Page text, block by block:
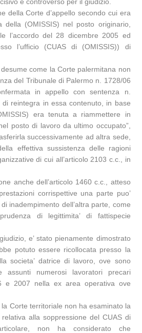
della Corte d’appello secondo cui era
della (OMISSIS) nel posto originario,
l’accordo del 28 dicembre 2005 ed
l’ufficio (CUAS di (OMISSIS)) di
come la Corte palermitana non
del Tribunale di Palermo n. 1728/06
in appello con sentenza n.
di reintegra in essa contenuto, in base
era tenuta a riammettere in
posto di lavoro da ultimo occupato”,
successivamente ad altra sede,
effettiva sussistenza delle ragioni
di cui all’articolo 2103 c.c., in
anche dell’articolo 1460 c.c., atteso
corrispettive una parte puo’
inadempimento dell’altra parte, come
di legittimita’ di fattispecie
e’ stato pienamente dimostrato
potuto essere ricollocata presso la
societa’ datrice di lavoro, ove sono
assunti numerosi lavoratori precari
e 2007 nella ex area operativa ove
la Corte territoriale non ha esaminato la
alla soppressione del CUAS di
non ha considerato che